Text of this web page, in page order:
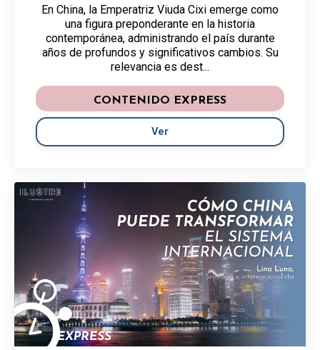
En China, la Emperatriz Viuda Cixi emerge como
una figura preponderante en la historia
contemporánea, administrando el país durante
años de profundos y significativos cambios. Su
relevancia es dest...
CONTENIDO EXPRESS
Ver